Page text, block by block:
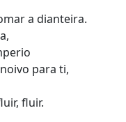
a dianteira.
para ti,
fluir.